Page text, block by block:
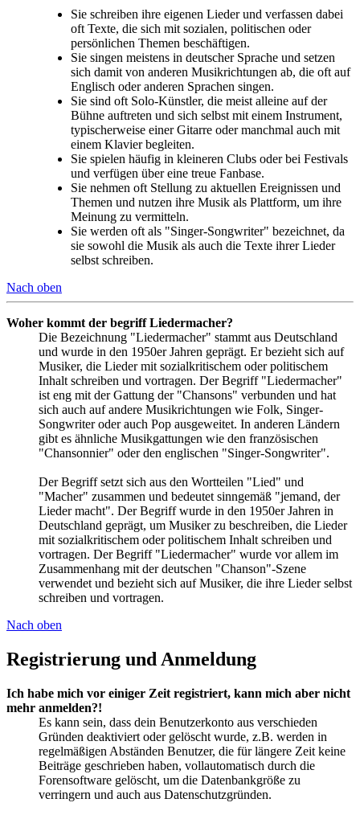
Sie schreiben ihre eigenen Lieder und verfassen dabei
oft Texte, die sich mit sozialen, politischen oder
persönlichen Themen beschäftigen.
Sie singen meistens in deutscher Sprache und setzen
sich damit von anderen Musikrichtungen ab, die oft auf
Englisch oder anderen Sprachen singen.
Sie sind oft Solo-Künstler, die meist alleine auf der
Bühne auftreten und sich selbst mit einem Instrument,
typischerweise einer Gitarre oder manchmal auch mit
einem Klavier begleiten.
Sie spielen häufig in kleineren Clubs oder bei Festivals
und verfügen über eine treue Fanbase.
Sie nehmen oft Stellung zu aktuellen Ereignissen und
Themen und nutzen ihre Musik als Plattform, um ihre
Meinung zu vermitteln.
Sie werden oft als "Singer-Songwriter" bezeichnet, da
sie sowohl die Musik als auch die Texte ihrer Lieder
selbst schreiben.
Nach oben
Woher kommt der begriff Liedermacher?
Die Bezeichnung "Liedermacher" stammt aus Deutschland
und wurde in den 1950er Jahren geprägt. Er bezieht sich auf
Musiker, die Lieder mit sozialkritischem oder politischem
Inhalt schreiben und vortragen. Der Begriff "Liedermacher"
ist eng mit der Gattung der "Chansons" verbunden und hat
sich auch auf andere Musikrichtungen wie Folk, Singer-
Songwriter oder auch Pop ausgeweitet. In anderen Ländern
gibt es ähnliche Musikgattungen wie den französischen
"Chansonnier" oder den englischen "Singer-Songwriter".
Der Begriff setzt sich aus den Wortteilen "Lied" und
"Macher" zusammen und bedeutet sinngemäß "jemand, der
Lieder macht". Der Begriff wurde in den 1950er Jahren in
Deutschland geprägt, um Musiker zu beschreiben, die Lieder
mit sozialkritischem oder politischem Inhalt schreiben und
vortragen. Der Begriff "Liedermacher" wurde vor allem im
Zusammenhang mit der deutschen "Chanson"-Szene
verwendet und bezieht sich auf Musiker, die ihre Lieder selbst
schreiben und vortragen.
Nach oben
Registrierung und Anmeldung
Ich habe mich vor einiger Zeit registriert, kann mich aber nicht
mehr anmelden?!
Es kann sein, dass dein Benutzerkonto aus verschieden
Gründen deaktiviert oder gelöscht wurde, z.B. werden in
regelmäßigen Abständen Benutzer, die für längere Zeit keine
Beiträge geschrieben haben, vollautomatisch durch die
Forensoftware gelöscht, um die Datenbankgröße zu
verringern und auch aus Datenschutzgründen.